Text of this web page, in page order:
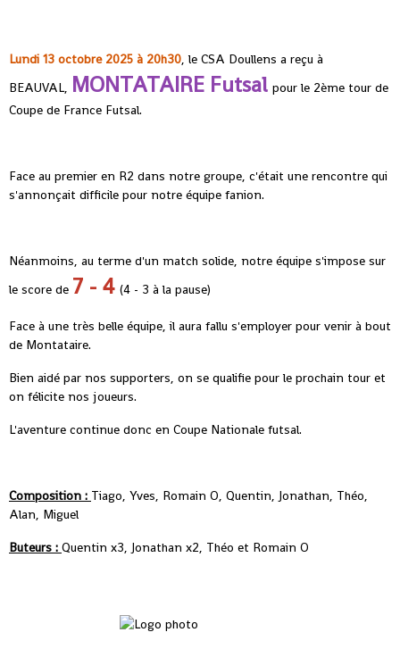
Lundi 13 octobre 2025 à 20h30, le CSA Doullens a reçu à
BEAUVAL, MONTATAIRE Futsal pour le 2ème tour de
Coupe de France Futsal.
Face au premier en R2 dans notre groupe, c'était une rencontre qui
s'annonçait difficile pour notre équipe fanion.
Néanmoins, au terme d'un match solide, notre équipe s'impose sur
le score de 7 - 4 (4 - 3 à la pause)
Face à une très belle équipe, il aura fallu s'employer pour venir à bout
de Montataire.
Bien aidé par nos supporters, on se qualifie pour le prochain tour et
on félicite nos joueurs.
L'aventure continue donc en Coupe Nationale futsal.
Composition : Tiago, Yves, Romain O, Quentin, Jonathan, Théo,
Alan, Miguel
Buteurs : Quentin x3, Jonathan x2, Théo et Romain O